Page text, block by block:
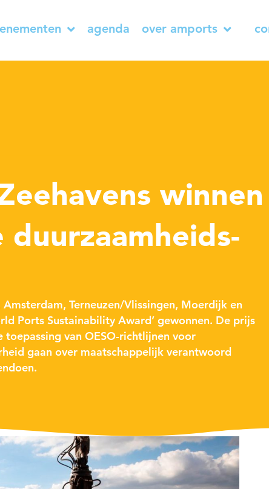
agenda over amports
winnen
Terneuzen/Vlissingen, Moerdijk en
Ports Sustainability Award’ gewonnen. De prijs
van OESO-richtlijnen voor
gaan over maatschappelijk verantwoord